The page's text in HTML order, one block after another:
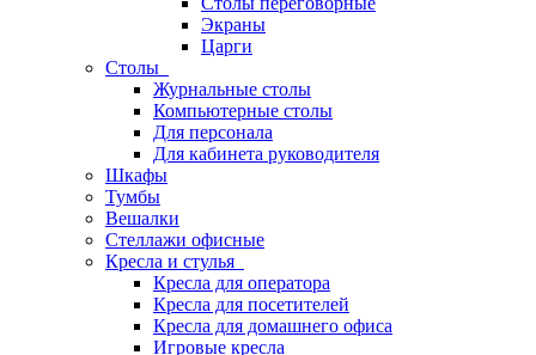
Экраны
Царги
Столы
Журнальные столы
Компьютерные столы
Для персонала
Для кабинета руководителя
Шкафы
Тумбы
Вешалки
Стеллажи офисные
Кресла и стулья
Кресла для оператора
Кресла для посетителей
Кресла для домашнего офиса
Игровые кресла